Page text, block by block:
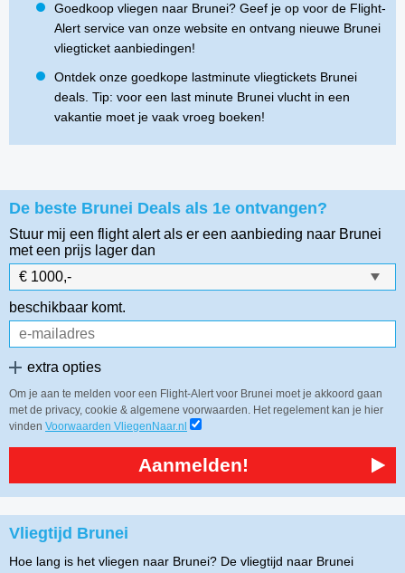
Goedkoop vliegen naar Brunei? Geef je op voor de Flight-
Alert service van onze website en ontvang nieuwe Brunei
vliegticket aanbiedingen!
Ontdek onze goedkope lastminute vliegtickets Brunei
deals. Tip: voor een last minute Brunei vlucht in een
vakantie moet je vaak vroeg boeken!
De beste Brunei Deals als 1e ontvangen?
Stuur mij een flight alert als er een aanbieding naar Brunei
met een prijs lager dan
beschikbaar komt.
extra opties
Om je aan te melden voor een Flight-Alert voor Brunei moet je akkoord gaan
met de privacy, cookie & algemene voorwaarden. Het regelement kan je hier
vinden Voorwaarden VliegenNaar.nl
Aanmelden!
Vliegtijd Brunei
Hoe lang is het vliegen naar Brunei? De vliegtijd naar Brunei